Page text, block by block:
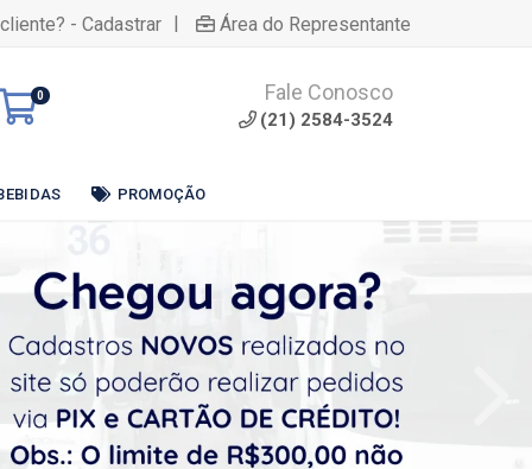
- Cadastrar | Área do Representante
0 Fale Conosco
(21) 2584-3524
PROMOÇÃO